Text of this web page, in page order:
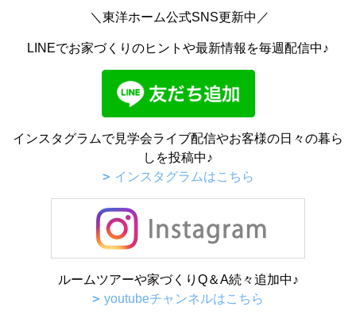
＼東洋ホーム公式SNS更新中／
LINEでお家づくりのヒントや最新情報を毎週配信中♪
インスタグラムで見学会ライブ配信やお客様の日々の暮ら
しを投稿中♪
インスタグラムはこちら
ルームツアーや家づくりQ＆A続々追加中♪
youtubeチャンネルはこちら